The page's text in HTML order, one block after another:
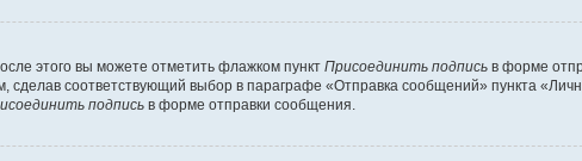
этого вы можете отметить флажком пункт Присоединить подпись в форме
соответствующий выбор в параграфе «Отправка сообщений» пункта
подпись в форме отправки сообщения.